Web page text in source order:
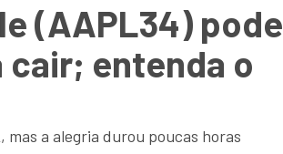
(AAPL34) pode
cair; entenda o
a alegria durou poucas horas